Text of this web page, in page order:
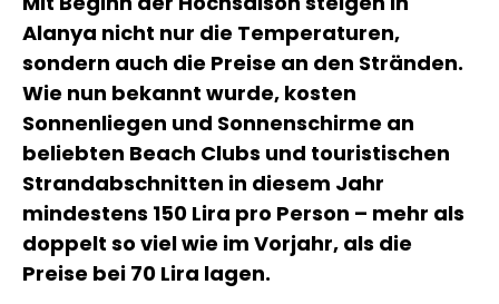
Alanya nicht nur die Temperaturen,
sondern auch die Preise an den Stränden.
Wie nun bekannt wurde, kosten
Sonnenliegen und Sonnenschirme an
beliebten Beach Clubs und touristischen
Strandabschnitten in diesem Jahr
mindestens 150 Lira pro Person – mehr als
doppelt so viel wie im Vorjahr, als die
Preise bei 70 Lira lagen.